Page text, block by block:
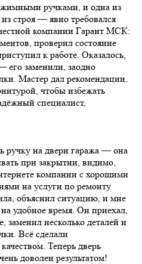
ручками, и одна из
строя — явно требовался
компании Гарант МСК:
проверил состояние
к работе. Оказалось,
его заменили, заодно
Мастер дал рекомендации,
чтобы избежать
специалист,
ручку на двери гаража — она
при закрытии, видимо,
компании с хорошими
на услуги по ремонту
объяснил ситуацию, и мне
удобное время. Он приехал,
заменил несколько деталей и
Всё сделали
Теперь дверь
доволен результатом!